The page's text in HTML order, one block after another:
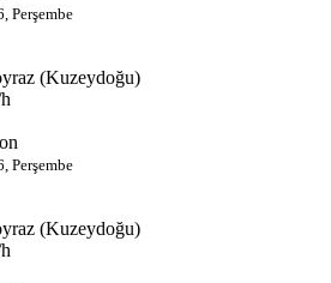
Perşembe
(Kuzeydoğu)
Perşembe
(Kuzeydoğu)